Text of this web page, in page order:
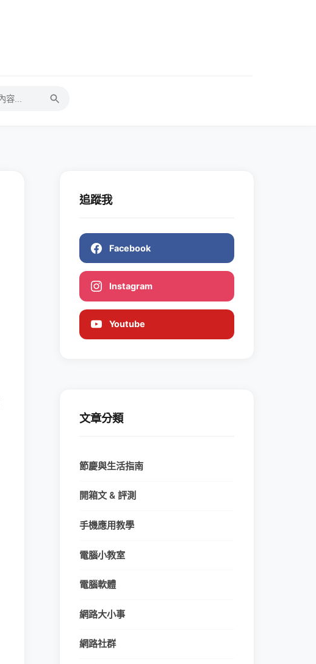
追蹤我
Facebook
Instagram
Youtube
文章分類
節慶與生活指南
開箱文 & 評測
手機應用教學
電腦小教室
電腦軟體
網路大小事
網路社群